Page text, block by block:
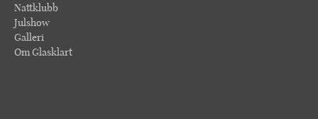
Nattklubb
Julshow
Galleri
Om Glasklart